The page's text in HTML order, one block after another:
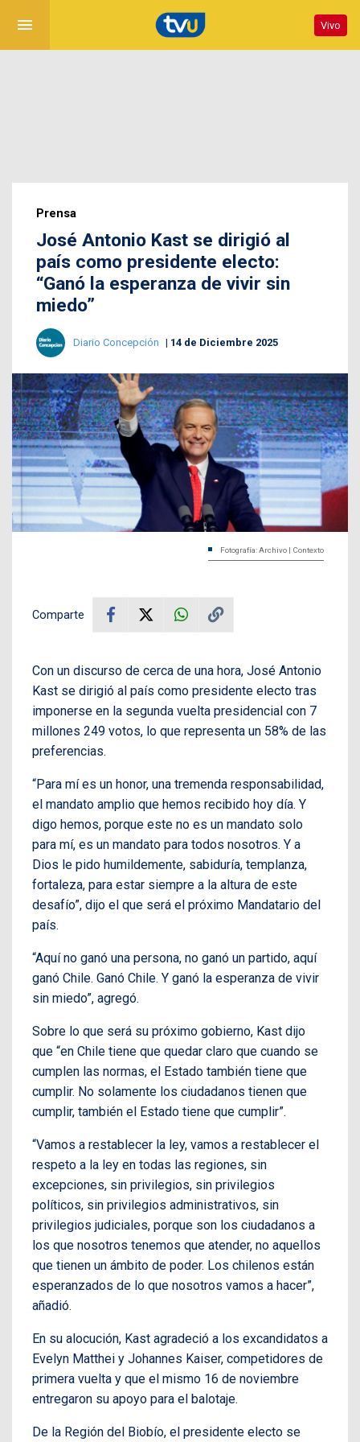
menu Vivo
Prensa
José Antonio Kast se dirigió al
país como presidente electo:
“Ganó la esperanza de vivir sin
miedo”
Diario Concepción 14 de Diciembre 2025
Fotografía: Archivo | Contexto
Comparte
Con un discurso de cerca de una hora, José Antonio
Kast se dirigió al país como presidente electo tras
imponerse en la segunda vuelta presidencial con 7
millones 249 votos, lo que representa un 58% de las
preferencias.
“Para mí es un honor, una tremenda responsabilidad,
el mandato amplio que hemos recibido hoy día. Y
digo hemos, porque este no es un mandato solo
para mí, es un mandato para todos nosotros. Y a
Dios le pido humildemente, sabiduría, templanza,
fortaleza, para estar siempre a la altura de este
desafío”, dijo el que será el próximo Mandatario del
país.
“Aquí no ganó una persona, no ganó un partido, aquí
ganó Chile. Ganó Chile. Y ganó la esperanza de vivir
sin miedo”, agregó.
Sobre lo que será su próximo gobierno, Kast dijo
que “en Chile tiene que quedar claro que cuando se
cumplen las normas, el Estado también tiene que
cumplir. No solamente los ciudadanos tienen que
cumplir, también el Estado tiene que cumplir”.
“Vamos a restablecer la ley, vamos a restablecer el
respeto a la ley en todas las regiones, sin
excepciones, sin privilegios, sin privilegios
políticos, sin privilegios administrativos, sin
privilegios judiciales, porque son los ciudadanos a
los que nosotros tenemos que atender, no aquellos
que tienen un ámbito de poder. Los chilenos están
esperanzados de lo que nosotros vamos a hacer”,
añadió.
En su alocución, Kast agradeció a los excandidatos a
Evelyn Matthei y Johannes Kaiser, competidores de
primera vuelta y que el mismo 16 de noviembre
entregaron su apoyo para el balotaje.
De la Región del Biobío, el presidente electo se